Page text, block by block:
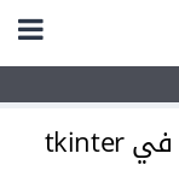
ما سبب هذه المشكلة في tkinter